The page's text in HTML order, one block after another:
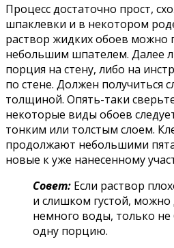
Процесс достаточно прост,
шпаклевки и в некотором
раствор жидких обоев можно
небольшим шпателем. Далее
порция на стену, либо на
по стене. Должен получиться
толщиной. Опять-таки
некоторые виды обоев
тонким или толстым слоем.
продолжают небольшими
новые к уже нанесенному
Совет: Если раствор
и слишком густой, можно
немного воды, только не
одну порцию.